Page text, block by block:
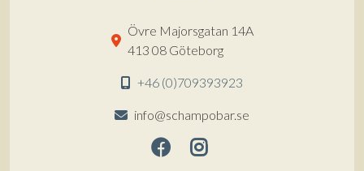
Övre Majorsgatan 14A
413 08 Göteborg
+46 (0)709393923
info@schampobar.se